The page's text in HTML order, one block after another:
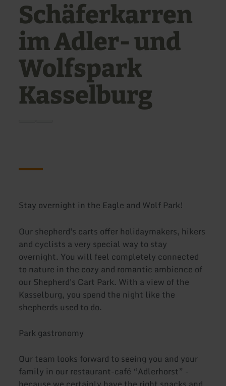
Schäferkarren
im Adler- und
Wolfspark
Kasselburg
Stay overnight in the Eagle and Wolf Park!
Our shepherd's carts offer holidaymakers, hikers
and cyclists a very special way to stay
overnight. You will feel completely connected
to nature in the cozy and romantic ambience of
our Shepherd's Cart Park. With a view of the
Kasselburg, you spend the night like the
shepherds used to do.
Park gastronomy
Our team looks forward to seeing you and your
family in our restaurant-café “Adlerhorst” -